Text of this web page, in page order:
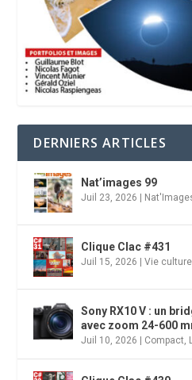
DERNIERS ARTICLES
Nat’images 99
Juil 23, 2026
Clique Clac #431
Juil 15, 2026 |Vie
Sony RX10 V : un
avec zoom 24-600
Juil 10, 2026 Compact,